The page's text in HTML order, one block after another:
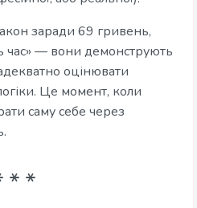
заради 69 гривень,
— вони демонструють
оцінювати
Це момент, коли
саму себе через